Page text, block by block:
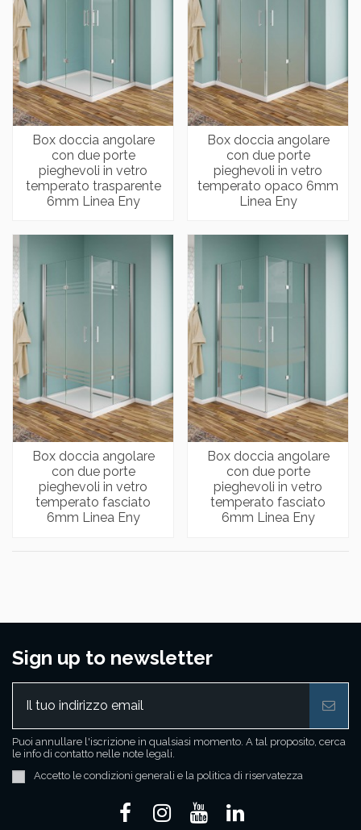
Box doccia angolare
con due porte
pieghevoli in vetro
temperato trasparente
6mm Linea Eny
Box doccia angolare
con due porte
pieghevoli in vetro
temperato opaco 6mm
Linea Eny
Box doccia angolare
con due porte
pieghevoli in vetro
temperato fasciato
6mm Linea Eny
Box doccia angolare
con due porte
pieghevoli in vetro
temperato fasciato
6mm Linea Eny
Sign up to newsletter
Puoi annullare l'iscrizione in qualsiasi momento. A tal proposito, cerca
le info di contatto nelle note legali.
Accetto le condizioni generali e la politica di riservatezza